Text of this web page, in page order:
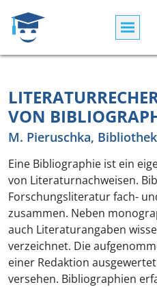
VON
M. Pieruschka,
Eine Bibliographie ist ein
von Literaturnachweisen.
Forschungsliteratur fach-
zusammen. Neben
auch Literaturangaben
verzeichnet. Die
einer Redaktion
versehen. Bibliographien